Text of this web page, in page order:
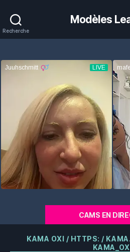
Recherche
Modèles
CAMS EN
KAMA OXI / HTTPS: /